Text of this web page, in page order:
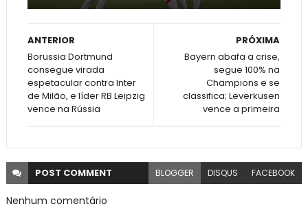
PRÓXIMA
Bayern abafa a crise,
segue 100% na
Champions e se
classifica; Leverkusen
vence a primeira
ANTERIOR
Borussia Dortmund
consegue virada
espetacular contra Inter
de Milão, e líder RB Leipzig
vence na Rússia
POST COMMENT BLOGGER DISQUS FACEBOOK
Nenhum comentário